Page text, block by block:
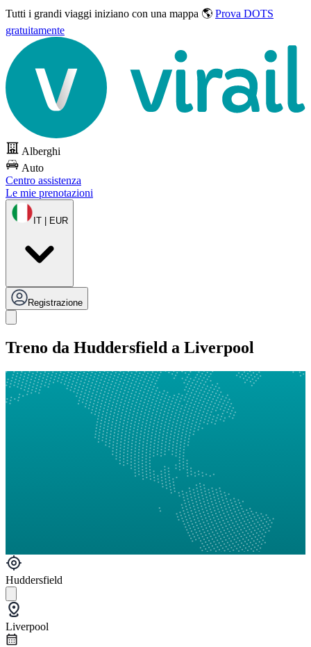
Tutti i grandi viaggi iniziano con una mappa 🌎 Prova DOTS
gratuitamente
Alberghi
Auto
Centro assistenza
Le mie prenotazioni
IT | EUR
Registrazione
Treno da Huddersfield a Liverpool
Huddersfield
Liverpool